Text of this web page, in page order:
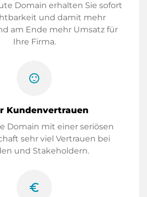
Domain erhalten Sie sofort
und damit mehr
am Ende mehr Umsatz für
Ihre Firma.
sentiment_satisfied
Kundenvertrauen
Domain mit einer seriösen
sehr viel Vertrauen bei
und Stakeholdern.
euro_symbol